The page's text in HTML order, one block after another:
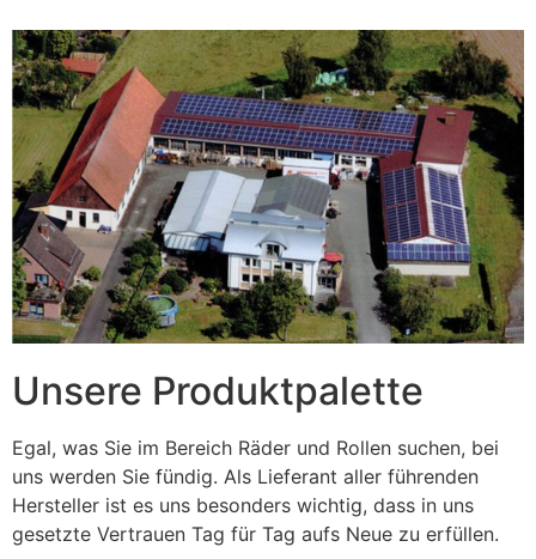
Unsere Produktpalette
Egal, was Sie im Bereich Räder und Rollen suchen, bei
uns werden Sie fündig. Als Lieferant aller führenden
Hersteller ist es uns besonders wichtig, dass in uns
gesetzte Vertrauen Tag für Tag aufs Neue zu erfüllen.